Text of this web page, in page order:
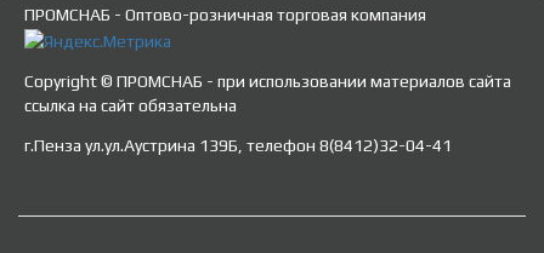
ПРОМСНАБ - Оптово-розничная торговая компания
Copyright © ПРОМСНАБ - при использовании материалов сайта
ссылка на сайт обязательна
г.Пенза ул.ул.Аустрина 139Б, телефон 8(8412)32-04-41